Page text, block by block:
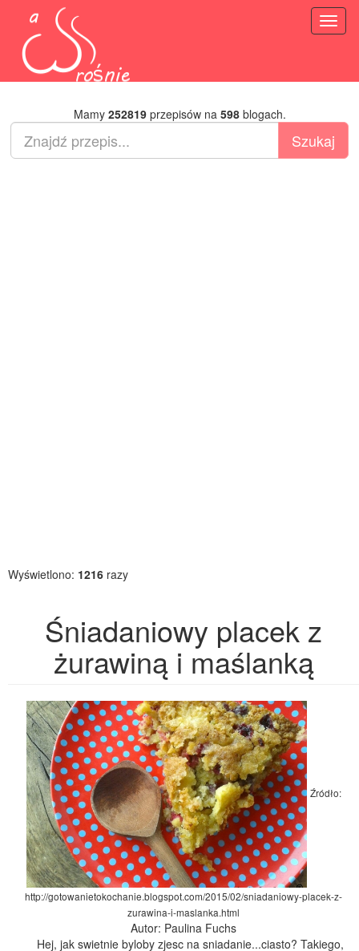
Mamy 252819przepisów na 598blogach.
Wyświetlono: 1216 razy
Śniadaniowy placek z
żurawiną i maślanką
Źródło:
http://gotowanietokochanie.blogspot.com/2015/02/sniadaniowy-placek-z-
zurawina-i-maslanka.html
Autor: Paulina Fuchs
Hej, jak swietnie byloby zjesc na sniadanie...ciasto? Takiego,